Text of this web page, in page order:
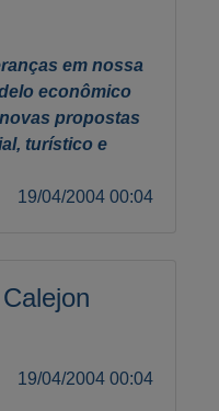
em nossa
econômico
propostas
turístico e
19/04/2004 00:04
19/04/2004 00:04